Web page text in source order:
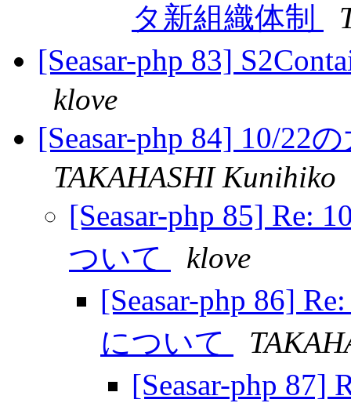
タ新組織体制
[Seasar-php 83]
klove
[Seasar-php 84] 10/22
TAKAHASHI Kunihiko
[Seasar-php 85] Re:
ついて
klove
[Seasar-php 86]
について
[Seasar-php